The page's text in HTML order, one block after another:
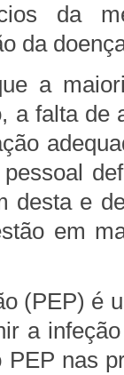
da
da
a
a falta
desta e
em
(PEP) é
a
nas